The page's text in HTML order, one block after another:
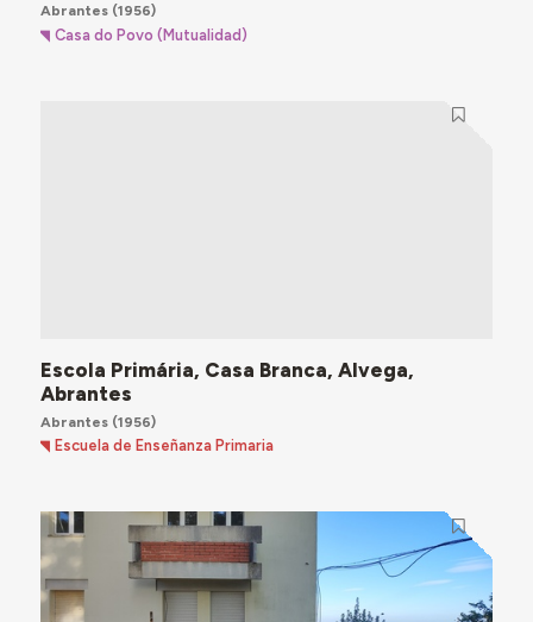
Abrantes(1956)
Casa do Povo (Mutualidad)
Escola Primária, Casa Branca, Alvega,
Abrantes
Abrantes(1956)
Escuela de Enseñanza Primaria